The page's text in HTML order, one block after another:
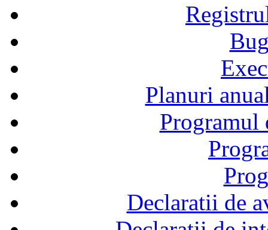
Planuri
Declaratii de